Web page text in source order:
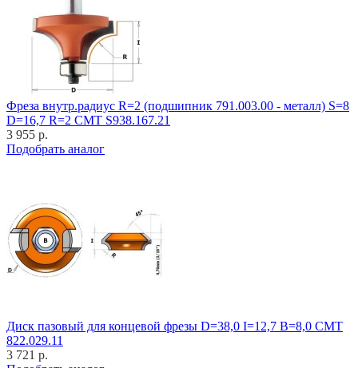
Фреза внутр.радиус R=2 (подшипник 791.003.00 - металл) S=8
D=16,7 R=2 CMT S938.167.21
3 955 р.
Подобрать аналог
Диск пазовый для концевой фрезы D=38,0 I=12,7 B=8,0 CMT
822.029.11
3 721 р.